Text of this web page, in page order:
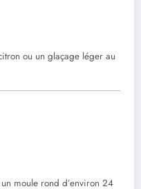
ou un glaçage léger au
moule rond d’environ 24